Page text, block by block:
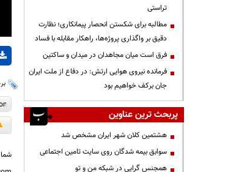
تراستی
مطالبه برای شکستن انحصار پیمانکاری؛ نظارت
دقیق بر واگذاری پروژه‌ها، راهکار مقابله با فساد
فرق است میان مجاهدان در میدان و ساکتین
فرمانده نیروی هوایی ارتش: در دفاع از ملت ایران
جان برکف خواهیم بود
پربحث ترین عناوین
هشتمین کلان شهر ایران مشخص شد
سوابق بیمه شدگان روی سایت تامین اجتماعی
همجنس گرایی در شبکه من و تو